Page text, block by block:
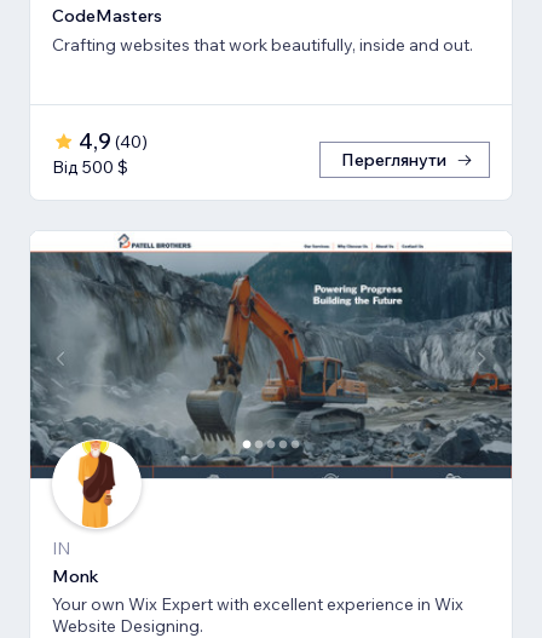
CodeMasters
Crafting websites that work beautifully, inside and out.
4,9 (40)
Від 500 $
Переглянути
IN
Monk
Your own Wix Expert with excellent experience in Wix
Website Designing.